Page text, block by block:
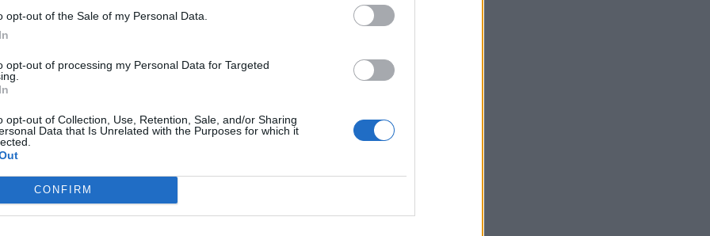
opt-out of the Sale of my Personal Data.
opt-out of processing my Personal Data for Targeted
opt-out of Collection, Use, Retention, Sale, and/or Sharing
Data that Is Unrelated with the Purposes for which it
CONFIRM
Prečítajte si aj
sa a užívajte si: 6 tipov, ako mať z intímneho zblíženia intenzívnejší pôžitok